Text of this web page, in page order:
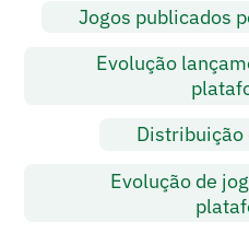
Jogos publicados
Evolução
Evolução de